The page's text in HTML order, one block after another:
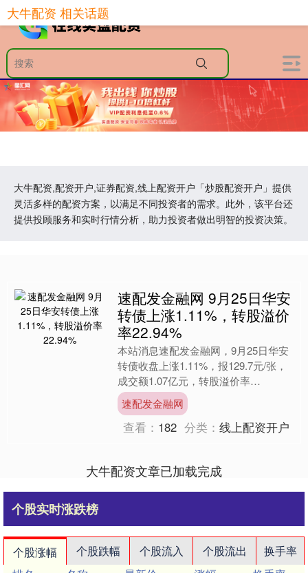
大牛配资,配资开户,证券配资,线上配资开户「炒股配资开户」提供
灵活多样的配资方案，以满足不同投资者的需求。此外，该平台还
提供投顾服务和实时行情分析，助力投资者做出明智的投资决策。
大牛配资 相关话题
速配发金融网 9月25日华安
转债上涨1.11%，转股溢价
率22.94%
本站消息速配发金融网，9月25日华安
转债收盘上涨1.11%，报129.7元/张，
成交额1.07亿元，转股溢价率
22.94%。 资料显示，华安转债信用级
别为“AA....
速配发金融网
查看： 182 分类：线上配资开户
大牛配资文章已加载完成
个股实时涨跌榜
个股涨幅 个股跌幅 个股流入 个股流出
换手率